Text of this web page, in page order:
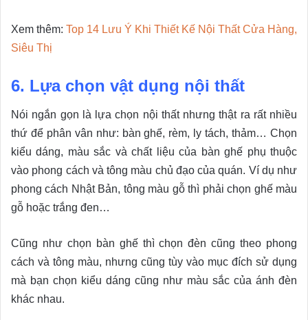
Xem thêm: Top 14 Lưu Ý Khi Thiết Kế Nội Thất Cửa Hàng,
Siêu Thị
6. Lựa chọn vật dụng nội thất
Nói ngắn gọn là lựa chọn nội thất nhưng thật ra rất nhiều
thứ để phân vân như: bàn ghế, rèm, ly tách, thảm… Chọn
kiểu dáng, màu sắc và chất liệu của bàn ghế phụ thuộc
vào phong cách và tông màu chủ đạo của quán. Ví dụ như
phong cách Nhật Bản, tông màu gỗ thì phải chọn ghế màu
gỗ hoặc trắng đen…
Cũng như chọn bàn ghế thì chọn đèn cũng theo phong
cách và tông màu, nhưng cũng tùy vào mục đích sử dụng
mà bạn chọn kiểu dáng cũng như màu sắc của ánh đèn
khác nhau.